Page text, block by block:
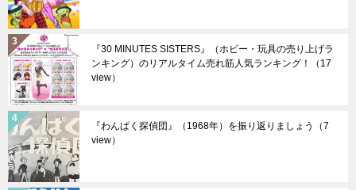
『30 MINUTES SISTERS』（ホビー・玩具の売り上げラ
ンキング）のリアルタイム売れ筋人気ランキング！
（17
view）
『わんぱく探偵団』（1968年）を振り返りましょう
（7
view）